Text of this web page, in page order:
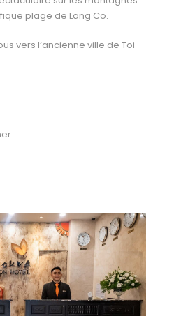
plage de Lang Co.
vers l’ancienne ville de Toi